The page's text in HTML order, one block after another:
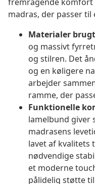
madras, der passer
Materialer
og massivt
og stilren. Det
og en køligere
arbejder
ramme, der
Funktionelle
lamelbund
madrasens
lavet af
nødvendige
et moderne
pålidelig støtte